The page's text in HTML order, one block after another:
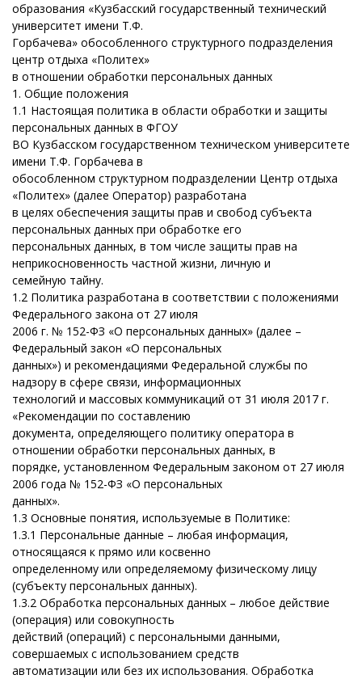
образования «Кузбасский государственный технический
университет имени Т.Ф.
Горбачева» обособленного структурного подразделения
центр отдыха «Политех»
в отношении обработки персональных данных
1. Общие положения
1.1 Настоящая политика в области обработки и защиты
персональных данных в ФГОУ
ВО Кузбасском государственном техническом университете
имени Т.Ф. Горбачева в
обособленном структурном подразделении Центр отдыха
«Политех» (далее Оператор) разработана
в целях обеспечения защиты прав и свобод субъекта
персональных данных при обработке его
персональных данных, в том числе защиты прав на
неприкосновенность частной жизни, личную и
семейную тайну.
1.2 Политика разработана в соответствии с положениями
Федерального закона от 27 июля
2006 г. № 152-ФЗ «О персональных данных» (далее –
Федеральный закон «О персональных
данных») и рекомендациями Федеральной службы по
надзору в сфере связи, информационных
технологий и массовых коммуникаций от 31 июля 2017 г.
«Рекомендации по составлению
документа, определяющего политику оператора в
отношении обработки персональных данных, в
порядке, установленном Федеральным законом от 27 июля
2006 года № 152-ФЗ «О персональных
данных».
1.3 Основные понятия, используемые в Политике:
1.3.1 Персональные данные – любая информация,
относящаяся к прямо или косвенно
определенному или определяемому физическому лицу
(субъекту персональных данных).
1.3.2 Обработка персональных данных – любое действие
(операция) или совокупность
действий (операций) с персональными данными,
совершаемых с использованием средств
автоматизации или без их использования. Обработка